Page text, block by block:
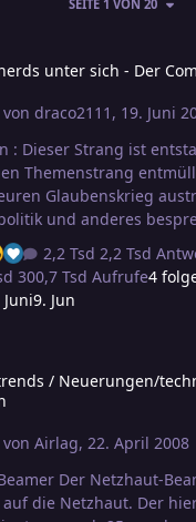
SEITE 1 VON 20
unter sich - Der
vondraco2111 , 19. Juni
einen
entmüllt habe.
Glaubenskrieg
und anderes
braucht. EinMODSkaldir Bei
bitte eine PN an mich
zu Moderationen Naja,
vernünftiges
bei Windows
mich über die
verarscht seine
meinen Augen ga…
2,2 Tsd
300,7 Tsd Aufrufe4
Juni9. Jun
/ Neuerungen/
vonAirlag,22. April 2008
projeziert ein
die Netzhaut. Der